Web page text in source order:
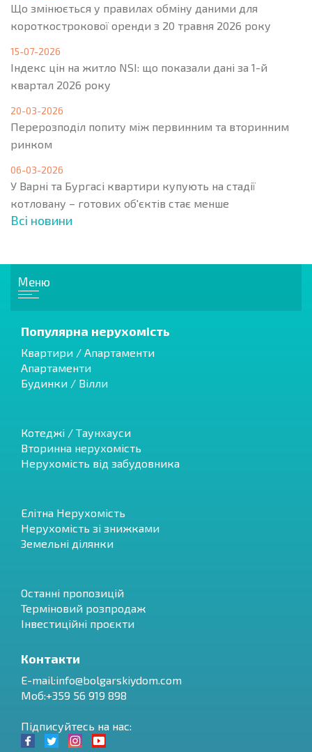
Що змінюється у правилах обміну даними для
короткострокової оренди з 20 травня 2026 року
15-07-2026
Індекс цін на житло NSI: що показали дані за 1-й
квартал 2026 року
20-03-2026
Перерозподіл попиту між первинним та вторинним
ринком
06-03-2026
У Варні та Бургасі квартири купують на стадії
котловану – готових об'єктів стає менше
Всі новини
Меню
Популярна нерухомість
Квартири / Апартаменти
Апартаменти
Будинки / Вілли
Котеджі / Таунхауси
Вторинна нерухомість
Нерухомість від забудовника
Елітна Нерухомість
Нерухомість зі знижками
Земельні ділянки
Останні пропозицій
Терміновий розпродаж
Інвестиційні проєкти
Контакти
E-mail:info@bolgarskiydom.com
Моб:+359 56 919 898
Підписуйтесь на нас: